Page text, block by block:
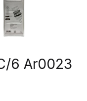
6 Ar0023